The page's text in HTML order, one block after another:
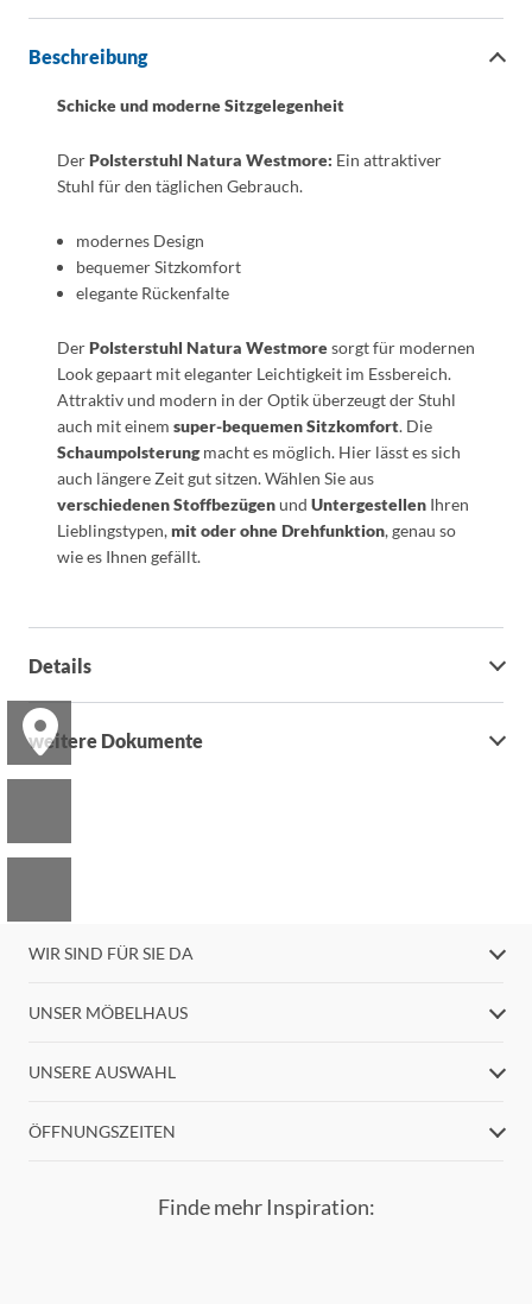
Beschreibung
Schicke und moderne Sitzgelegenheit
DerPolsterstuhl Natura Westmore: Ein attraktiver
Stuhl für den täglichen Gebrauch.
modernes Design
bequemer Sitzkomfort
elegante Rückenfalte
DerPolsterstuhl Natura Westmoresorgt für modernen
Look gepaart mit eleganter Leichtigkeit im Essbereich.
Attraktiv und modern in der Optik überzeugt der Stuhl
auch mit einem super-bequemen Sitzkomfort. Die
Schaumpolsterungmacht es möglich. Hier lässt es sich
auch längere Zeit gut sitzen. Wählen Sie aus
verschiedenen Stoffbezügenund Untergestellen Ihren
Lieblingstypen,mit oder ohne Drehfunktion, genau so
wie es Ihnen gefällt.
Details
weitere Dokumente
WIR SIND FÜR SIE DA
UNSER MÖBELHAUS
UNSERE AUSWAHL
ÖFFNUNGSZEITEN
Finde mehr Inspiration: